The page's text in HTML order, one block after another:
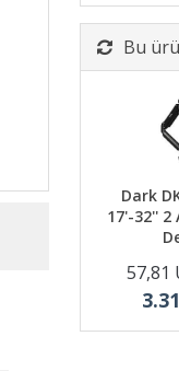
Bu
Dark
17'-32''
57,81